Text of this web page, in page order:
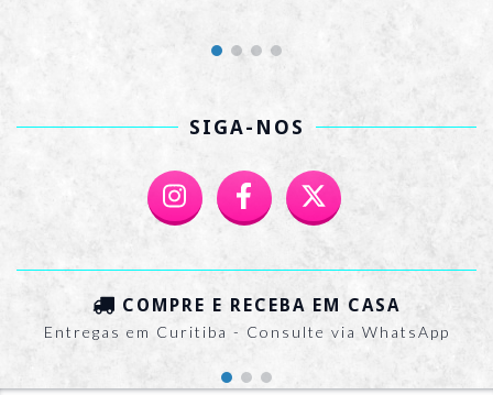
SIGA-NOS
COMPRE E RECEBA EM CASA
Entregas em Curitiba - Consulte via WhatsApp